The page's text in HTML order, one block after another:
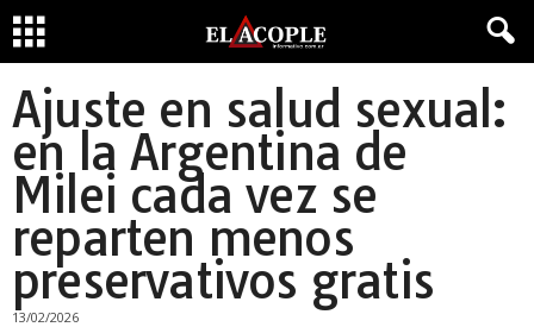
Ajuste en salud sexual:
en la Argentina de
Milei cada vez se
reparten menos
preservativos gratis
13/02/2026